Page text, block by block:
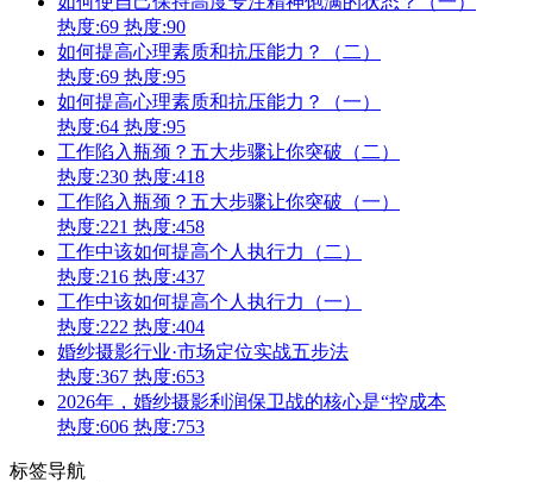
热度:69 热度:90
如何提高心理素质和抗压能力？（二）
热度:69 热度:95
如何提高心理素质和抗压能力？（一）
热度:64 热度:95
工作陷入瓶颈？五大步骤让你突破（二）
热度:230 热度:418
工作陷入瓶颈？五大步骤让你突破（一）
热度:221 热度:458
工作中该如何提高个人执行力（二）
热度:216 热度:437
工作中该如何提高个人执行力（一）
热度:222 热度:404
婚纱摄影行业·市场定位实战五步法
热度:367 热度:653
2026年，婚纱摄影利润保卫战的核心是“控成本
热度:606 热度:753
标签导航